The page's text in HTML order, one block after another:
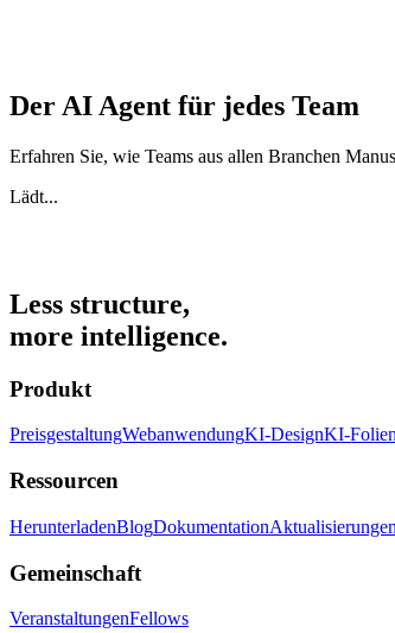
Der AI Agent für jedes Team
Erfahren Sie, wie Teams aus allen Branchen
Lädt...
Less structure,
more intelligence.
Produkt
PreisgestaltungWebanwendungKI-DesignKI-Folien
Ressourcen
HerunterladenBlogDokumentationAktualisierungen
Gemeinschaft
VeranstaltungenFellows